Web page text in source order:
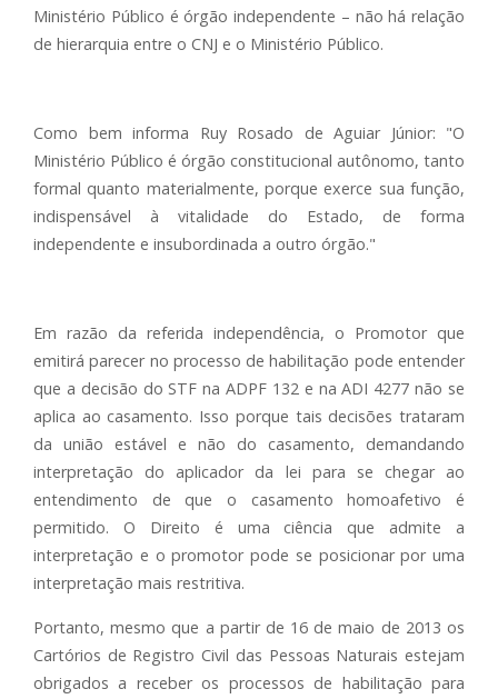
Ministério Público é órgão independente – não há relação
de hierarquia entre o CNJ e o Ministério Público.
Como bem informa Ruy Rosado de Aguiar Júnior: "O
Ministério Público é órgão constitucional autônomo, tanto
formal quanto materialmente, porque exerce sua função,
indispensável à vitalidade do Estado, de forma
independente e insubordinada a outro órgão."
Em razão da referida independência, o Promotor que
emitirá parecer no processo de habilitação pode entender
que a decisão do STF na ADPF 132 e na ADI 4277 não se
aplica ao casamento. Isso porque tais decisões trataram
da união estável e não do casamento, demandando
interpretação do aplicador da lei para se chegar ao
entendimento de que o casamento homoafetivo é
permitido. O Direito é uma ciência que admite a
interpretação e o promotor pode se posicionar por uma
interpretação mais restritiva.
Portanto, mesmo que a partir de 16 de maio de 2013 os
Cartórios de Registro Civil das Pessoas Naturais estejam
obrigados a receber os processos de habilitação para